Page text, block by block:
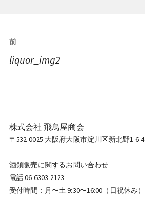
投
ナ
ョ
ン
前
liquor_img2
株式会社 飛鳥屋商会
〒532-0025 大阪府大阪市淀川区新北野1-6-4
酒類販売に関するお問い合わせ
電話 06-6303-2123
受付時間：月〜土 9:30〜16:00（日祝休み）